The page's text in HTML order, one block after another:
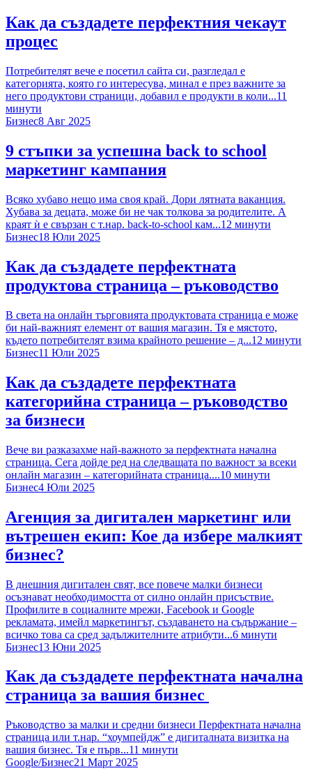
Как да създадете перфектния чекаут
процес
Потребителят вече е посетил сайта си, разгледал е
категорията, която го интересува, минал е през важните за
него продуктови страници, добавил е продукти в коли...11
минути
Бизнес8 Авг 2025
9 стъпки за успешна back to school
маркетинг кампания
Всяко хубаво нещо има своя край. Дори лятната ваканция.
Хубава за децата, може би не чак толкова за родителите. А
краят ѝ е свързан с т.нар. back-to-school кам...12 минути
Бизнес18 Юли 2025
Как да създадете перфектната
продуктова страница – ръководство
В света на онлайн търговията продуктовата страница e може
би най-важният елемент от вашия магазин. Тя е мястото,
където потребителят взима крайното решение – д...12 минути
Бизнес11 Юли 2025
Как да създадете перфектната
категорийна страница – ръководство
за бизнеси
Вече ви разказахме най-важното за перфектната начална
страница. Сега дойде ред на следващата по важност за всеки
онлайн магазин – категорийната страница....10 минути
Бизнес4 Юли 2025
Агенция за дигитален маркетинг или
вътрешен екип: Кое да избере малкият
бизнес?
В днешния дигитален свят, все повече малки бизнеси
осъзнават необходимостта от силно онлайн присъствие.
Профилите в социалните мрежи, Facebook и Google
рекламата, имейл маркетингът, създаването на съдържание –
всичко това са сред задължителните атрибути...6 минути
Бизнес13 Юни 2025
Как да създадете перфектната начална
страница за вашия бизнес
Ръководство за малки и средни бизнеси Перфектната начална
страница или т.нар. “хоумпейдж” е дигиталната визитка на
вашия бизнес. Тя е първ...11 минути
Google/Бизнес21 Март 2025